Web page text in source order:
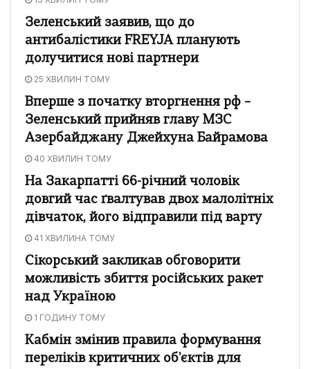
Зеленський заявив, що до
антибалістики FREYJA планують
долучитися нові партнери
25 ХВИЛИН ТОМУ
Вперше з початку вторгнення рф –
Зеленський прийняв главу МЗС
Азербайджану Джейхуна Байрамова
40 ХВИЛИН ТОМУ
На Закарпатті 66-річний чоловік
довгий час ґвалтував двох малолітніх
дівчаток, його відправили під варту
41 ХВИЛИНА ТОМУ
Сікорський закликав обговорити
можливість збиття російських ракет
над Україною
1 ГОДИНУ ТОМУ
Кабмін змінив правила формування
переліків критичних об'єктів для